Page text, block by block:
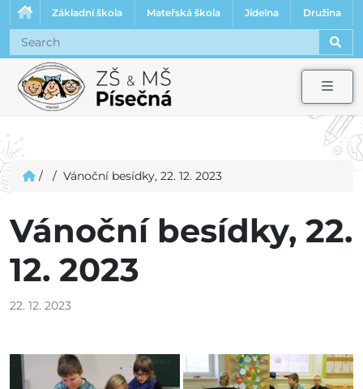
Základní škola Mateřská škola Jídelna Družina
/ / Vánoční besídky, 22. 12. 2023
Vánoční besídky, 22.
12. 2023
22. 12. 2023